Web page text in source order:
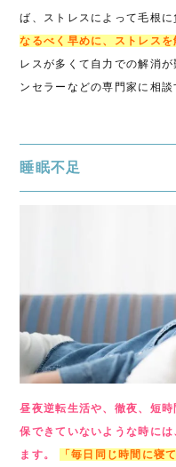
ば、ストレスによって毛根
なるべく早めに、ストレスを
レスが多くて自力での解消
ンセラーなどの専門家に相談
睡眠不足
昼夜逆転生活や、徹夜、短
保できていないような時に
ます。
「毎日同じ時間に寝